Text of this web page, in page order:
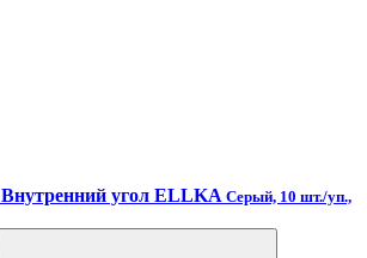
Внутренний угол ELLKA Серый, 10 шт./уп.,